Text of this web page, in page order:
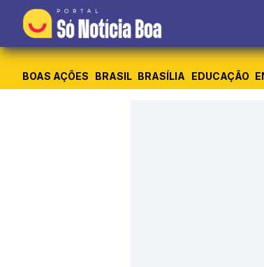
BOAS AÇÕES BRASIL BRASÍLIA EDUCAÇÃO